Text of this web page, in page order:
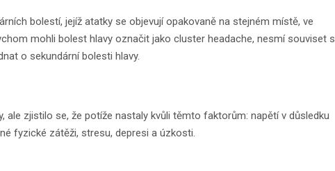
bolestí, jejíž atatky se objevují opakovaně na stejném místě, ve
mohli bolest hlavy označit jako cluster headache, nesmí souviset s
o sekundární bolesti hlavy.
ale zjistilo se, že potíže nastaly kvůli těmto faktorům: napětí v důsledku
fyzické zátěži, stresu, depresi a úzkosti.